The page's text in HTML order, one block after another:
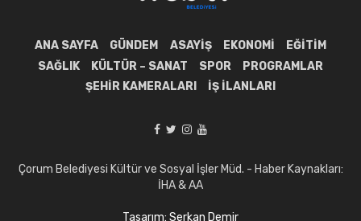
ANA SAYFA GÜNDEM ASAYIŞ EKONOMI
EĞITIM
SAĞLIK
KÜLTÜR – SANAT SPOR
PROGRAMLAR
ŞEHIR KAMERALARI
İŞ İLANLARI
Çorum Belediyesi Kültür ve Sosyal İşler Müd. - Haber Kaynakları:
İHA & AA
Tasarım: Serkan Demir